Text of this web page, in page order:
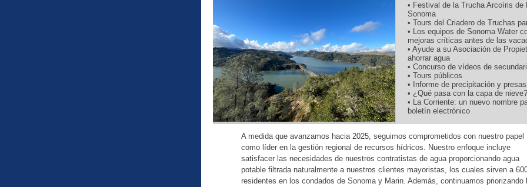
• Festival de la Trucha Arcoíris de
Sonoma
• Tours del Criadero de Truchas
• Los equipos de Sonoma Water
mejoras críticas antes de las
• Ayude a su Asociación de
ahorrar agua
• Concurso de vídeos de
• Tours públicos
• Informe de precipitación y presas
• ¿Qué pasa con la capa de nieve?
• La Corriente: un nuevo nombre
boletín electrónico
A medida que avanzamos hacia 2025, seguimos comprometidos con nuestro papel
como líder en la gestión regional de recursos hídricos. Nuestro enfoque incluye
satisfacer las necesidades de nuestros contratistas de agua proporcionando agua
potable filtrada naturalmente a nuestros clientes mayoristas, los cuales sirven a
residentes en los condados de Sonoma y Marin. Además, continuamos priorizando